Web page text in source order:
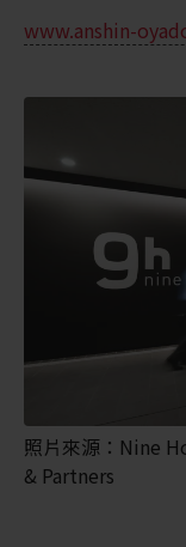
www.anshin-
照片來源：Nine
& Partners